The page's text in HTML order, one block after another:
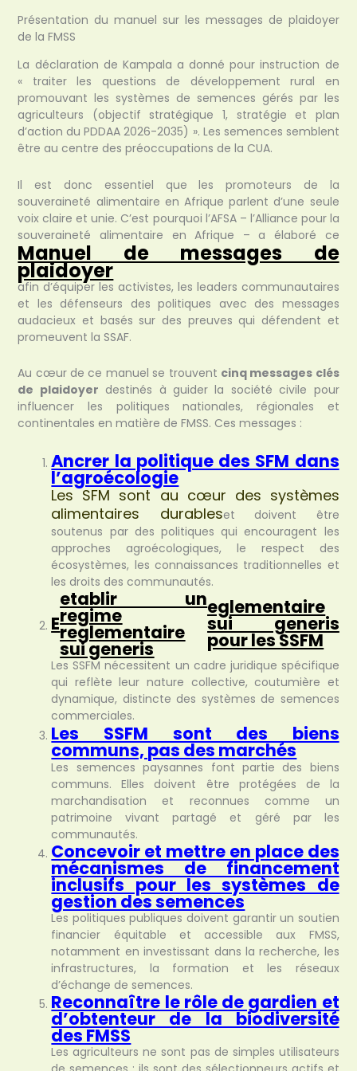
Présentation du manuel sur les messages de plaidoyer
de la FMSS
La déclaration de Kampala a donné pour instruction de
« traiter les questions de développement rural en
promouvant les systèmes de semences gérés par les
agriculteurs (objectif stratégique 1, stratégie et plan
d’action du PDDAA 2026-2035) ». Les semences semblent
être au centre des préoccupations de la CUA.
Il est donc essentiel que les promoteurs de la
souveraineté alimentaire en Afrique parlent d’une seule
voix claire et unie. C’est pourquoi l’AFSA – l’Alliance pour la
souveraineté alimentaire en Afrique – a élaboré ce
Manuel de messages de
plaidoyer
afin d’équiper les activistes, les leaders communautaires
et les défenseurs des politiques avec des messages
audacieux et basés sur des preuves qui défendent et
promeuvent la SSAF.
Au cœur de ce manuel se trouvent cinq messages clés
de plaidoyer destinés à guider la société civile pour
influencer les politiques nationales, régionales et
continentales en matière de FMSS. Ces messages :
Ancrer la politique des SFM dans
l’agroécologie
Les SFM sont au cœur des systèmes
alimentaires durableset doivent être
soutenus par des politiques qui encouragent les
approches agroécologiques, le respect des
écosystèmes, les connaissances traditionnelles et
les droits des communautés.
E
etablir un
regime
reglementaire
sui generis
eglementaire
sui generis
pour les SSFM
Les SSFM nécessitent un cadre juridique spécifique
qui reflète leur nature collective, coutumière et
dynamique, distincte des systèmes de semences
commerciales.
Les SSFM sont des biens
communs, pas des marchés
Les semences paysannes font partie des biens
communs. Elles doivent être protégées de la
marchandisation et reconnues comme un
patrimoine vivant partagé et géré par les
communautés.
Concevoir et mettre en place des
mécanismes de financement
inclusifs pour les systèmes de
gestion des semences
Les politiques publiques doivent garantir un soutien
financier équitable et accessible aux FMSS,
notamment en investissant dans la recherche, les
infrastructures, la formation et les réseaux
d’échange de semences.
Reconnaître le rôle de gardien et
d’obtenteur de la biodiversité
des FMSS
Les agriculteurs ne sont pas de simples utilisateurs